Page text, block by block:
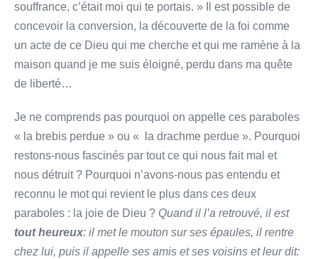
souffrance, c’était moi qui te portais. » Il est possible de
concevoir la conversion, la découverte de la foi comme
un acte de ce Dieu qui me cherche et qui me ramène à la
maison quand je me suis éloigné, perdu dans ma quête
de liberté…
Je ne comprends pas pourquoi on appelle ces paraboles
« la brebis perdue » ou « la drachme perdue ». Pourquoi
restons-nous fascinés par tout ce qui nous fait mal et
nous détruit ? Pourquoi n’avons-nous pas entendu et
reconnu le mot qui revient le plus dans ces deux
paraboles : la joie de Dieu ? Quand il l’a retrouvé, il est
tout heureux: il met le mouton sur ses épaules, il rentre
chez lui, puis il appelle ses amis et ses voisins et leur dit: